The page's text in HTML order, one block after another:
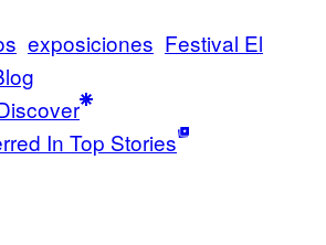
exposiciones Festival El
In Top Stories